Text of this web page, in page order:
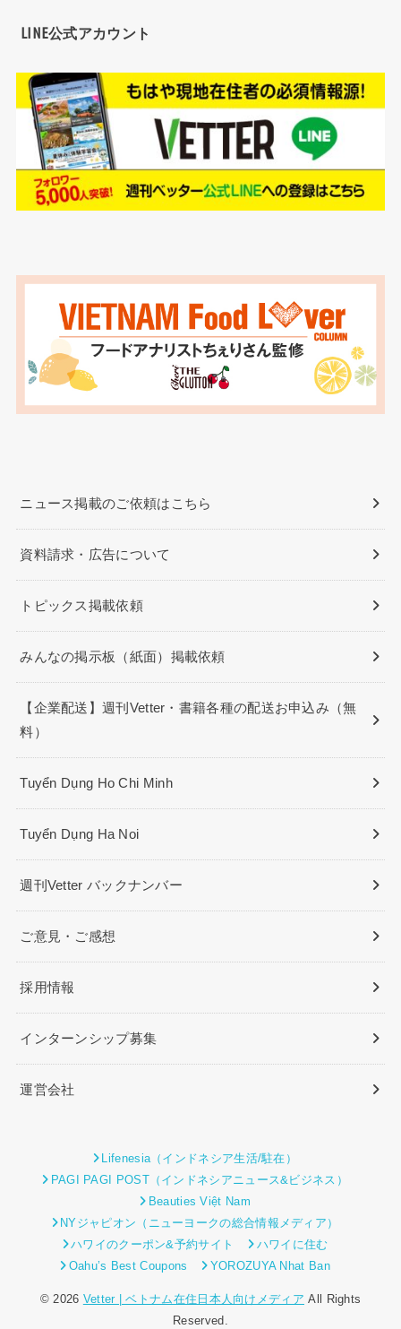
LINE公式アカウント
ニュース掲載のご依頼はこちら
資料請求・広告について
トピックス掲載依頼
みんなの掲示板（紙面）掲載依頼
【企業配送】週刊Vetter・書籍各種の配送お申込み（無
料）
Tuyển Dụng Ho Chi Minh
Tuyển Dụng Ha Noi
週刊Vetter バックナンバー
ご意見・ご感想
採用情報
インターンシップ募集
運営会社
Lifenesia（インドネシア生活/駐在）
PAGI PAGI POST（インドネシアニュース&ビジネス）
Beauties Việt Nam
NYジャピオン（ニューヨークの総合情報メディア）
ハワイのクーポン&予約サイト
ハワイに住む
Oahu’s Best Coupons
YOROZUYA Nhat Ban
© 2026 Vetter | ベトナム在住日本人向けメディア All Rights
Reserved.